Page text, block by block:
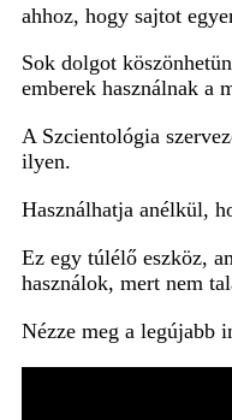
ahhoz, hogy sajtot
Sok dolgot
emberek használnak a
A Szcientológia
ilyen.
Használhatja anélkül,
Ez egy túlélő eszköz,
használok, mert nem
Nézze meg a legújabb